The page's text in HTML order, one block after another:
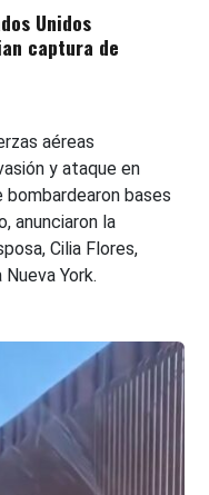
Unidos
captura de
aéreas
y ataque en
bases
anunciaron la
Cilia Flores,
York.